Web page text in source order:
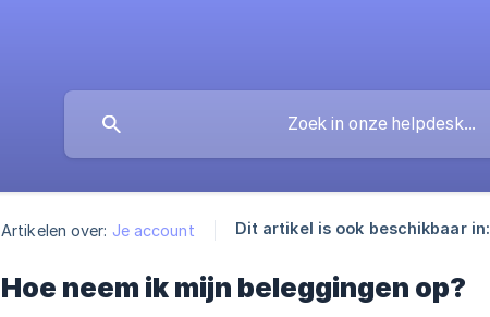
Artikelen over: Je account Dit artikel is ook beschikbaar in:
Hoe neem ik mijn beleggingen op?